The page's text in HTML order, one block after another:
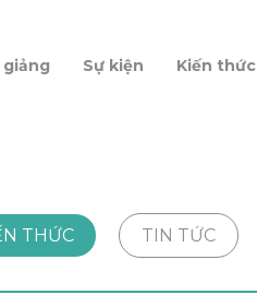
giảng Sự kiện Kiến thức
THỨC TIN TỨC